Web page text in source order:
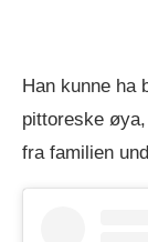
Han kunne ha
pittoreske
fra familien